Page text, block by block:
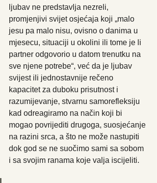
ljubav ne predstavlja nezreli,
promjenjivi svijet osjećaja koji „malo
jesu pa malo nisu, ovisno o danima u
mjesecu, situaciji u okolini ili tome je li
partner odgovorio u datom trenutku na
sve njene potrebe“, već da je ljubav
svijest ili jednostavnije rečeno
kapacitet za duboku prisutnost i
razumijevanje, stvarnu samorefleksiju
kad odreagiramo na način koji bi
mogao povrijediti drugoga, suosjećanje
na razini srca, a što ne može nastupiti
dok god se ne suočimo sami sa sobom
i sa svojim ranama koje valja iscijeliti.